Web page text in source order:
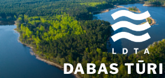
Doties
uz
saturu
DABAS